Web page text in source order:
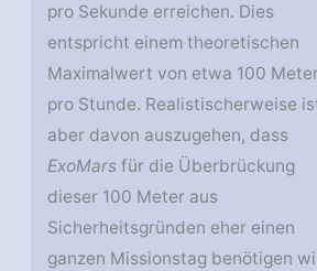
pro Sekunde erreichen. Dies
entspricht einem theoretischen
Maximalwert von etwa 100
pro Stunde. Realistischerweise
aber davon auszugehen, dass
ExoMars für die Überbrückung
dieser 100 Meter aus
Sicherheitsgründen eher einen
ganzen Missionstag benötigen